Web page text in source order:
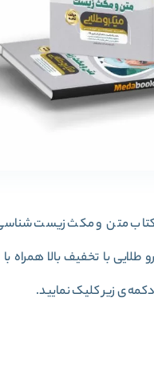
کتاب متن و مکث زیست
با تخفیف بالا همراه با
ی زیر کلیک نمایید.